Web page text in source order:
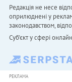
Редакція не несе
оприлюднені у
законодавством,
Cуб'єкт у сфері
РЕКЛАМА